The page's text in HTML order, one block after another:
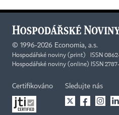
© 1996-2026 Economia, a.s.
Hospodářské noviny (print) ISSN
Hospodářské noviny (online) ISSN
Certifikováno Sledujte nás